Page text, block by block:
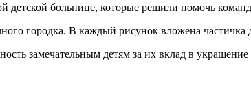
детской больнице, которые решили помочь
городка. В каждый рисунок вложена
замечательным детям за их вклад в